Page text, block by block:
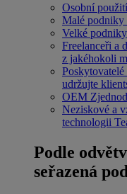
Osobní použití
Malé podniky
Velké podniky
Freelanceři a
z jakéhokoli
udržujte
OEM
Neziskové a
technologii
Podle
seřazená